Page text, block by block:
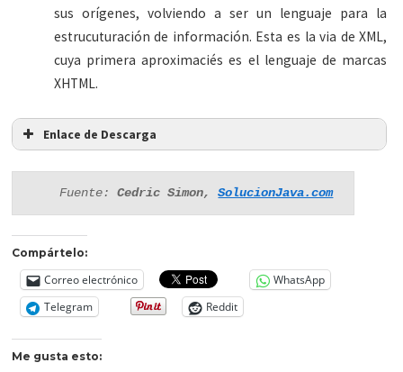
sus orígenes, volviendo a ser un lenguaje para la
estrucuturación de información. Esta es la via de XML,
cuya primera aproximaciés es el lenguaje de marcas
XHTML.
Enlace de Descarga
Fuente: Cedric Simon, SolucionJava.com
Compártelo:
Correo electrónico
WhatsApp
Telegram
Reddit
Me gusta esto: